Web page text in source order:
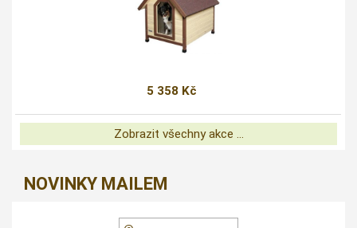
5 358 Kč
Zobrazit všechny akce ...
NOVINKY MAILEM